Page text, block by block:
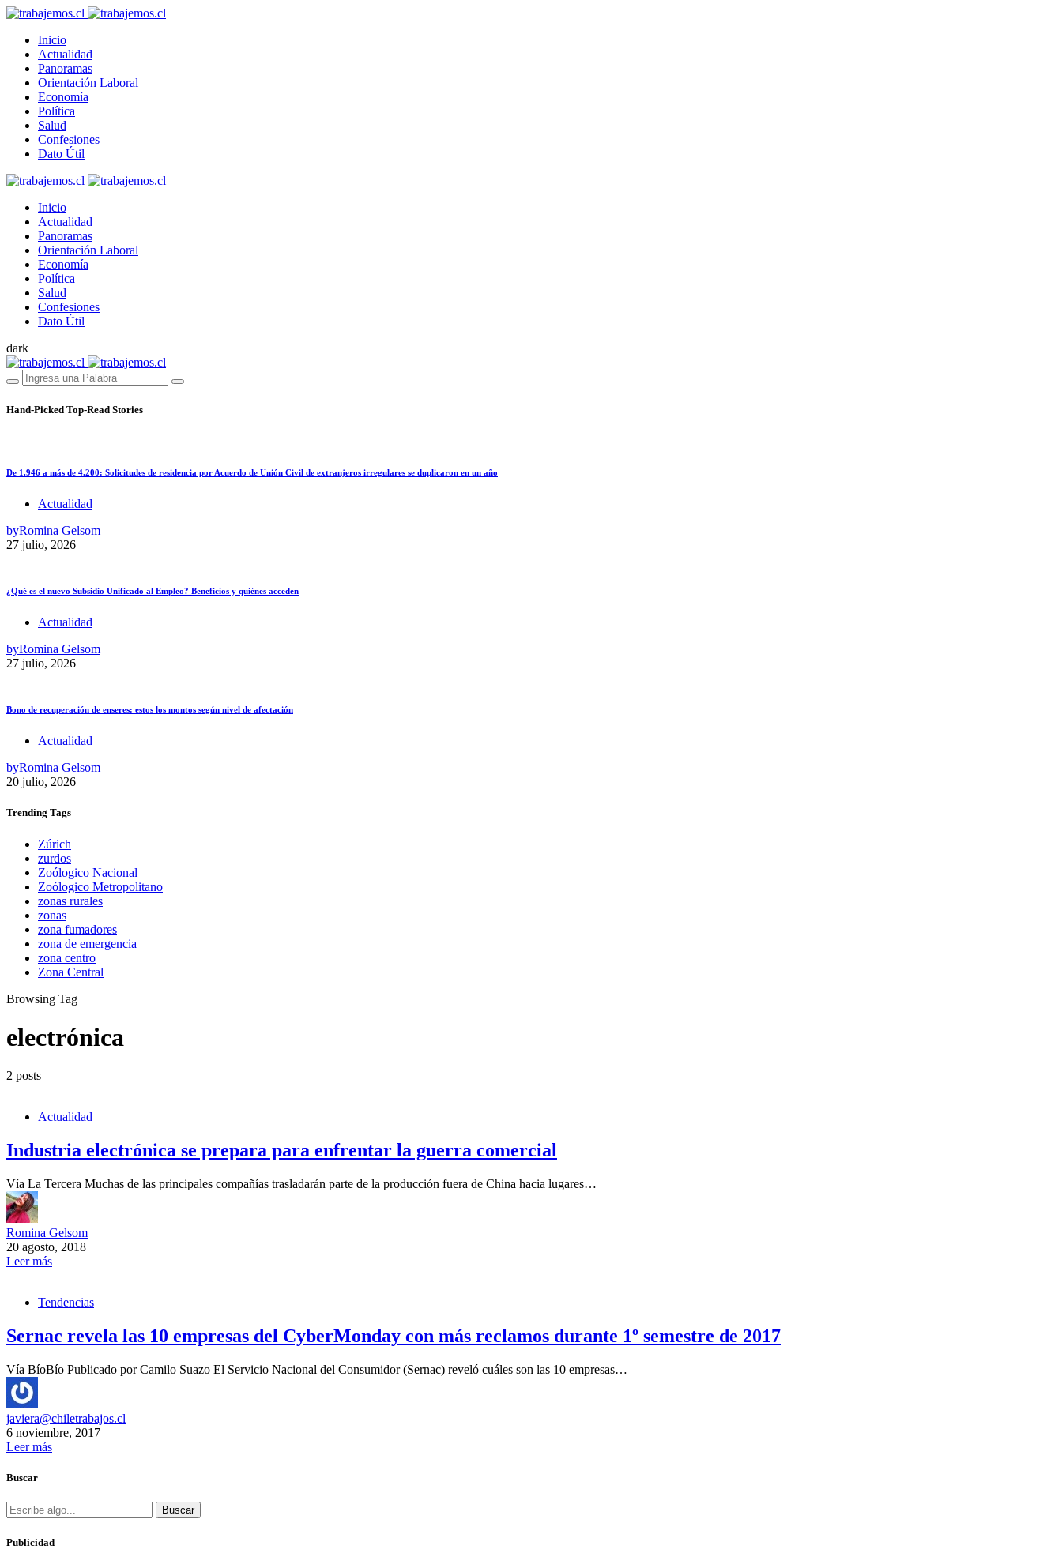
Inicio
Actualidad
Panoramas
Orientación Laboral
Economía
Política
Salud
Confesiones
Dato Útil
Inicio
Actualidad
Panoramas
Orientación Laboral
Economía
Política
Salud
Confesiones
Dato Útil
dark
Hand-Picked Top-Read Stories
De 1.946 a más de 4.200: Solicitudes de residencia por Acuerdo de Unión Civil de extranjeros irregulares se duplicaron en un año
Actualidad
byRomina Gelsom
27 julio, 2026
¿Qué es el nuevo Subsidio Unificado al Empleo? Beneficios y quiénes acceden
Actualidad
byRomina Gelsom
27 julio, 2026
Bono de recuperación de enseres: estos los montos según nivel de afectación
Actualidad
byRomina Gelsom
20 julio, 2026
Trending Tags
Zúrich
zurdos
Zoólogico Nacional
Zoólogico Metropolitano
zonas rurales
zonas
zona fumadores
zona de emergencia
zona centro
Zona Central
Browsing Tag
electrónica
2 posts
Actualidad
Industria electrónica se prepara para enfrentar la guerra comercial
Vía La Tercera Muchas de las principales compañías trasladarán parte de la producción fuera de China hacia lugares…
Romina Gelsom
20 agosto, 2018
Leer más
Tendencias
Sernac revela las 10 empresas del CyberMonday con más reclamos durante 1º semestre de 2017
Vía BíoBío Publicado por Camilo Suazo El Servicio Nacional del Consumidor (Sernac) reveló cuáles son las 10 empresas…
javiera@chiletrabajos.cl
6 noviembre, 2017
Leer más
Buscar
Buscar
Publicidad